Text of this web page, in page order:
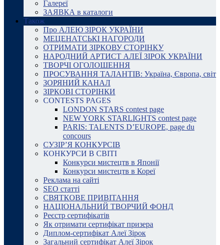
Галереї
ЗАЯВКА в каталоги
Також
Про АЛЕЮ ЗІРОК УКРАЇНИ
МЕЦЕНАТСЬКІ НАГОРОДИ
ОТРИМАТИ ЗІРКОВУ СТОРІНКУ
НАРОДНИЙ АРТИСТ АЛЕЇ ЗІРОК УКРАЇНИ
ТВОРЧІ ОГОЛОШЕННЯ
ПРОСУВАННЯ ТАЛАНТІВ: Україна, Європа, світ
ЗОРЯНИЙ КАНАЛ
ЗІРКОВІ СТОРІНКИ
CONTESTS PAGES
LONDON STARS contest page
NEW YORK STARLIGHTS contest page
PARIS: TALENTS D’EUROPE, page du
concours
СУЗІР’Я КОНКУРСІВ
КОНКУРСИ В СВІТІ
Конкурси мистецтв в Японії
Конкурси мистецтв в Кореї
Реклама на сайті
SEO статті
СВЯТКОВЕ ПРИВІТАННЯ
НАЦІОНАЛЬНИЙ ТВОРЧИЙ ФОНД
Реєстр сертифікатів
Як отримати сертифікат призера
Диплом-сертифікат Алеї Зірок
Загальний сертифікат Алеї Зірок